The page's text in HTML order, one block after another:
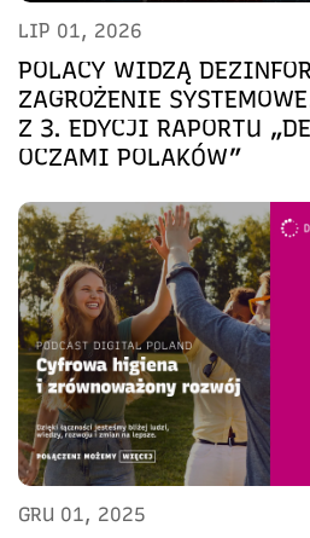
LIP 01, 2026
POLACY WIDZĄ
ZAGROŻENIE
Z 3. EDYCJI RAPORTU
OCZAMI POLAKÓW”
GRU 01, 2025